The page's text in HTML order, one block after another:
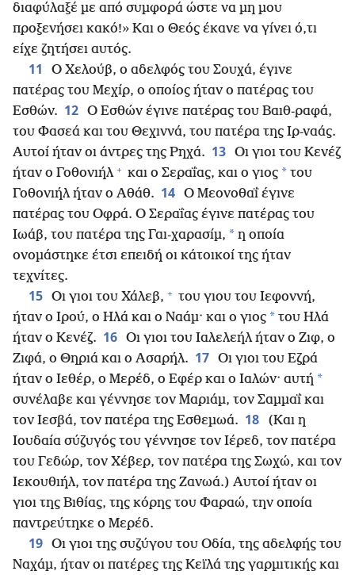
διαφύλαξέ με από συμφορά ώστε να μη μου
προξενήσει κακό!» Και ο Θεός έκανε να γίνει ό,τι
είχε ζητήσει αυτός.
11
Ο Χελούβ, ο αδελφός του Σουχά, έγινε
πατέρας του Μεχίρ, ο οποίος ήταν ο πατέρας του
Εσθών. 12 Ο Εσθών έγινε πατέρας του Βαιθ-ραφά,
του Φασεά και του Θεχιννά, του πατέρα της Ιρ-ναάς.
Αυτοί ήταν οι άντρες της Ρηχά. 13 Οι γιοι του Κενέζ
ήταν ο Γοθονιήλ + και ο Σεραΐας, και ο γιος * του
Γοθονιήλ ήταν ο Αθάθ. 14 Ο Μεονοθαΐ έγινε
πατέρας του Οφρά. Ο Σεραΐας έγινε πατέρας του
Ιωάβ, του πατέρα της Γαι-χαρασίμ, * η οποία
ονομάστηκε έτσι επειδή οι κάτοικοί της ήταν
τεχνίτες.
15 Οι γιοι του Χάλεβ, + του γιου του Ιεφοννή,
ήταν ο Ιρού, ο Ηλά και ο Ναάμ· και ο γιος * του Ηλά
ήταν ο Κενέζ. 16 Οι γιοι του Ιαλελεήλ ήταν ο Ζιφ, ο
Ζιφά, ο Θηριά και ο Ασαρήλ. 17 Οι γιοι του Εζρά
ήταν ο Ιεθέρ, ο Μερέδ, ο Εφέρ και ο Ιαλών· αυτή *
συνέλαβε και γέννησε τον Μαριάμ, τον Σαμμαΐ και
τον Ιεσβά, τον πατέρα της Εσθεμωά. 18
(Και η
Ιουδαία σύζυγός του γέννησε τον Ιέρεδ, τον πατέρα
του Γεδώρ, τον Χέβερ, τον πατέρα της Σωχώ, και τον
Ιεκουθιήλ, τον πατέρα της Ζανωά.) Αυτοί ήταν οι
γιοι της Βιθίας, της κόρης του Φαραώ, την οποία
παντρεύτηκε ο Μερέδ.
19 Οι γιοι της συζύγου του Οδία, της αδελφής του
Ναχάμ, ήταν οι πατέρες της Κεϊλά της γαρμιτικής και